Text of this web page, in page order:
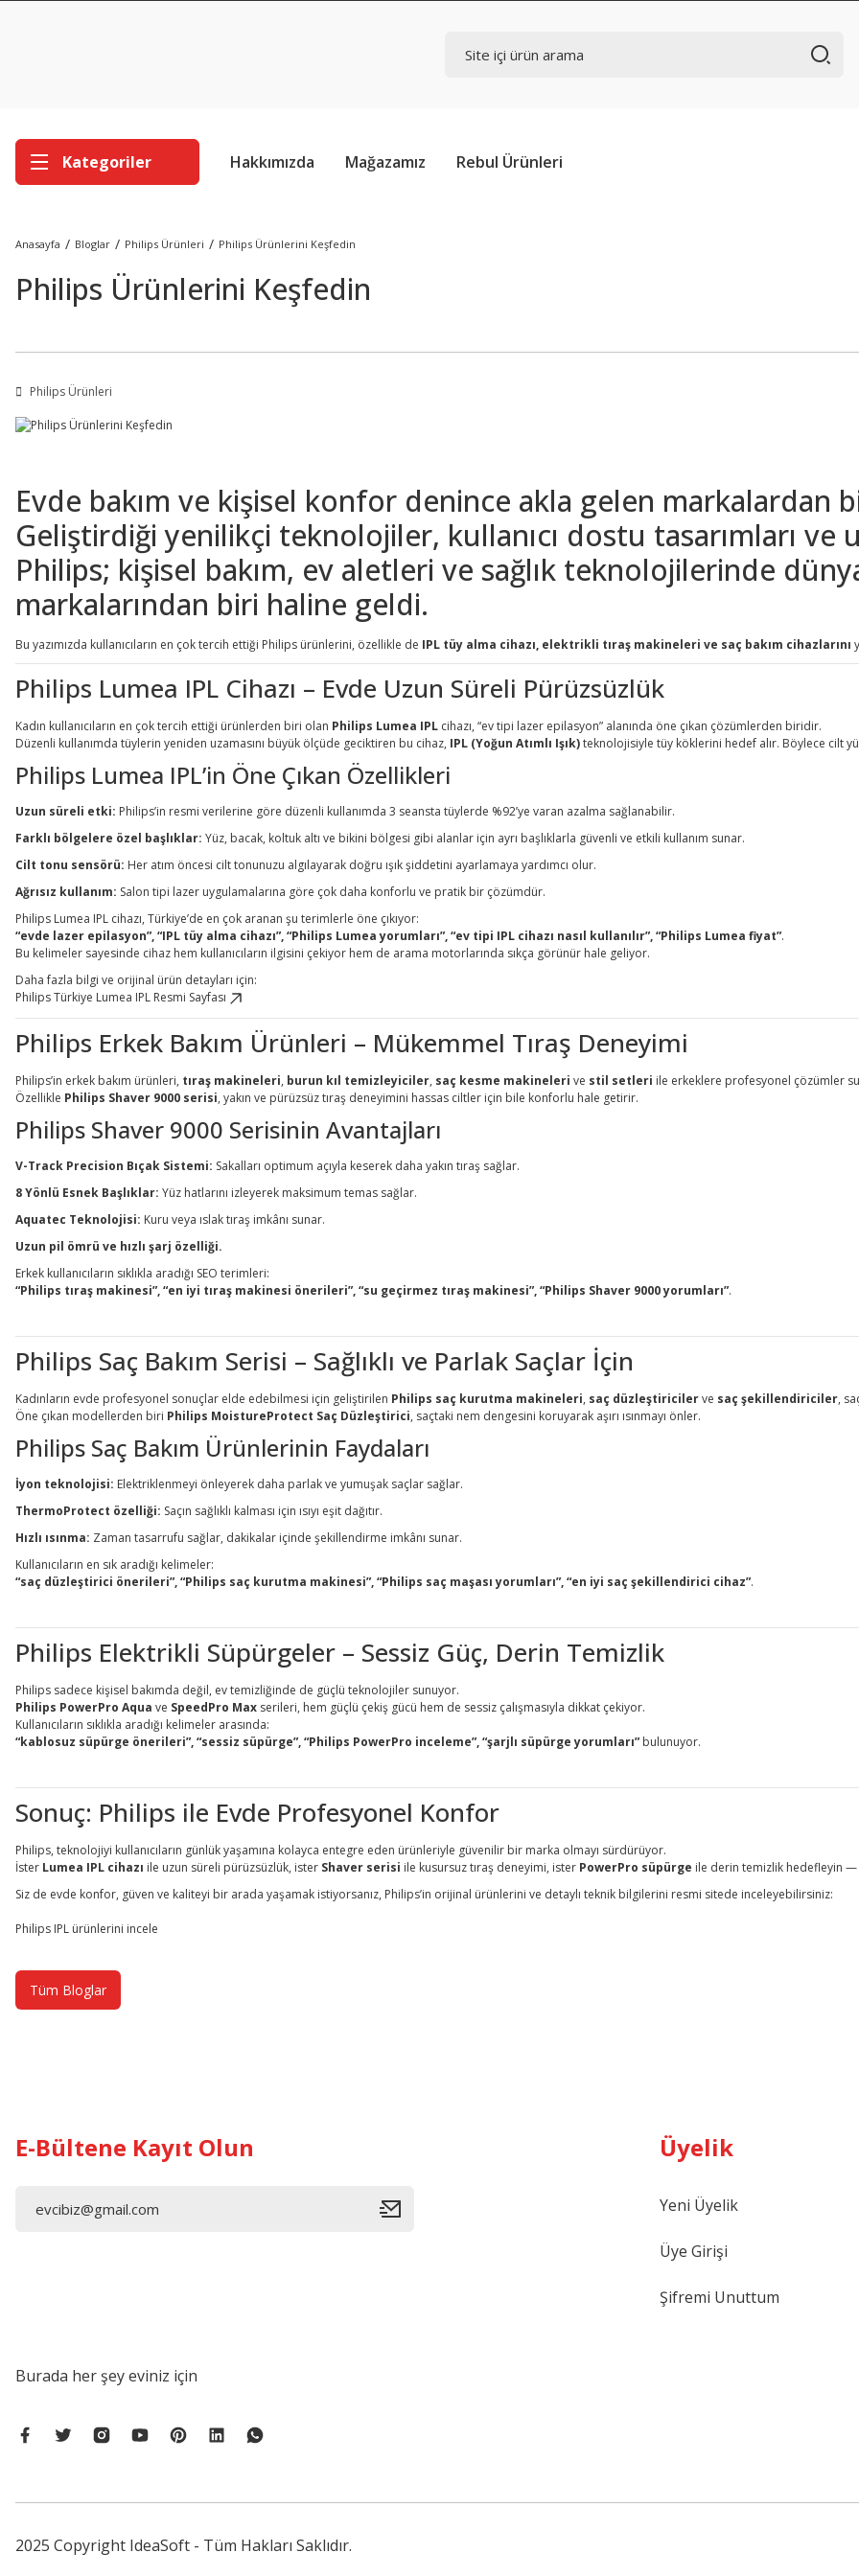
Kategoriler Hakkımızda Mağazamız Rebul Ürünleri
Anasayfa Bloglar Philips Ürünleri Philips Ürünlerini Keşfedin
Philips Ürünlerini Keşfedin
Philips Ürünleri
Evde bakım ve kişisel konfor denince akla gelen markalardan
Geliştirdiği yenilikçi teknolojiler, kullanıcı dostu tasarımları
Philips; kişisel bakım, ev aletleri ve sağlık teknolojilerinde
markalarından biri haline geldi.
Bu yazımızda kullanıcıların en çok tercih ettiği Philips ürünlerini, özellikle de IPL tüy alma cihazı, elektrikli tıraş makineleri ve saç bakım cihazlarını
Philips Lumea IPL Cihazı – Evde Uzun Süreli Pürüzsüzlük
Kadın kullanıcıların en çok tercih ettiği ürünlerden biri olan Philips Lumea IPL cihazı, “ev tipi lazer epilasyon” alanında öne çıkan çözümlerden biridir.
Düzenli kullanımda tüylerin yeniden uzamasını büyük ölçüde geciktiren bu cihaz, IPL (Yoğun Atımlı Işık)teknolojisiyle tüy köklerini hedef alır. Böylece cilt
Philips Lumea IPL’in Öne Çıkan Özellikleri
Uzun süreli etki: Philips’in resmi verilerine göre düzenli kullanımda 3 seansta tüylerde %92’ye varan azalma sağlanabilir.
Farklı bölgelere özel başlıklar: Yüz, bacak, koltuk altı ve bikini bölgesi gibi alanlar için ayrı başlıklarla güvenli ve etkili kullanım sunar.
Cilt tonu sensörü: Her atım öncesi cilt tonunuzu algılayarak doğru ışık şiddetini ayarlamaya yardımcı olur.
Ağrısız kullanım: Salon tipi lazer uygulamalarına göre çok daha konforlu ve pratik bir çözümdür.
Philips Lumea IPL cihazı, Türkiye’de en çok aranan şu terimlerle öne çıkıyor:
“evde lazer epilasyon”, “IPL tüy alma cihazı”, “Philips Lumea yorumları”, “ev tipi IPL cihazı nasıl kullanılır”, “Philips Lumea fiyat”.
Bu kelimeler sayesinde cihaz hem kullanıcıların ilgisini çekiyor hem de arama motorlarında sıkça görünür hale geliyor.
Daha fazla bilgi ve orijinal ürün detayları için:
Philips Türkiye Lumea IPL Resmi Sayfası
Philips Erkek Bakım Ürünleri – Mükemmel Tıraş Deneyimi
Philips’in erkek bakım ürünleri, tıraş makineleri, burun kıl temizleyiciler, saç kesme makineleri ve stil setleri ile erkeklere profesyonel çözümler
Özellikle Philips Shaver 9000 serisi, yakın ve pürüzsüz tıraş deneyimini hassas ciltler için bile konforlu hale getirir.
Philips Shaver 9000 Serisinin Avantajları
V-Track Precision Bıçak Sistemi: Sakalları optimum açıyla keserek daha yakın tıraş sağlar.
8 Yönlü Esnek Başlıklar: Yüz hatlarını izleyerek maksimum temas sağlar.
Aquatec Teknolojisi: Kuru veya ıslak tıraş imkânı sunar.
Uzun pil ömrü ve hızlı şarj özelliği.
Erkek kullanıcıların sıklıkla aradığı SEO terimleri:
“Philips tıraş makinesi”, “en iyi tıraş makinesi önerileri”, “su geçirmez tıraş makinesi”, “Philips Shaver 9000 yorumları”.
Philips Saç Bakım Serisi – Sağlıklı ve Parlak Saçlar İçin
Kadınların evde profesyonel sonuçlar elde edebilmesi için geliştirilen Philips saç kurutma makineleri, saç düzleştiricilerve saç şekillendiriciler,
Öne çıkan modellerden biri Philips MoistureProtect Saç Düzleştirici, saçtaki nem dengesini koruyarak aşırı ısınmayı önler.
Philips Saç Bakım Ürünlerinin Faydaları
İyon teknolojisi: Elektriklenmeyi önleyerek daha parlak ve yumuşak saçlar sağlar.
ThermoProtect özelliği: Saçın sağlıklı kalması için ısıyı eşit dağıtır.
Hızlı ısınma: Zaman tasarrufu sağlar, dakikalar içinde şekillendirme imkânı sunar.
Kullanıcıların en sık aradığı kelimeler:
“saç düzleştirici önerileri”, “Philips saç kurutma makinesi”, “Philips saç maşası yorumları”, “en iyi saç şekillendirici cihaz”.
Philips Elektrikli Süpürgeler – Sessiz Güç, Derin Temizlik
Philips sadece kişisel bakımda değil, ev temizliğinde de güçlü teknolojiler sunuyor.
Philips PowerPro Aqua ve SpeedPro Max serileri, hem güçlü çekiş gücü hem de sessiz çalışmasıyla dikkat çekiyor.
Kullanıcıların sıklıkla aradığı kelimeler arasında:
“kablosuz süpürge önerileri”, “sessiz süpürge”, “Philips PowerPro inceleme”, “şarjlı süpürge yorumları” bulunuyor.
Sonuç: Philips ile Evde Profesyonel Konfor
Philips, teknolojiyi kullanıcıların günlük yaşamına kolayca entegre eden ürünleriyle güvenilir bir marka olmayı sürdürüyor.
İster Lumea IPL cihazı ile uzun süreli pürüzsüzlük, ister Shaver serisi ile kusursuz tıraş deneyimi, ister PowerPro süpürge ile derin temizlik hedefleyin
Siz de evde konfor, güven ve kaliteyi bir arada yaşamak istiyorsanız, Philips’in orijinal ürünlerini ve detaylı teknik bilgilerini resmi sitede inceleyebilirsiniz:
Philips IPL ürünlerini incele
Tüm Bloglar
E-Bültene Kayıt Olun
Burada her şey eviniz için
Üyelik
Yeni Üyelik
Üye Girişi
Şifremi Unuttum
2025 Copyright IdeaSoft - Tüm Hakları Saklıdır.